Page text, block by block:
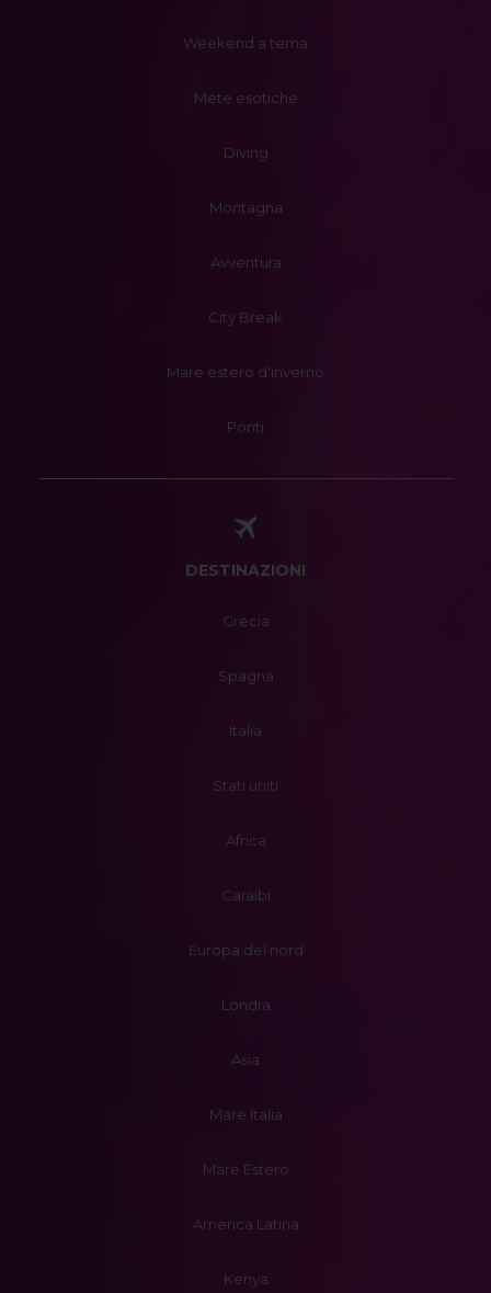
Weekend a tema
Mete esotiche
Diving
Montagna
Avventura
City Break
Mare estero d'inverno
Ponti
DESTINAZIONI
Grecia
Spagna
Italia
Stati uniti
Africa
Caraibi
Europa del nord
Londra
Asia
Mare Italia
Mare Estero
America Latina
Kenya